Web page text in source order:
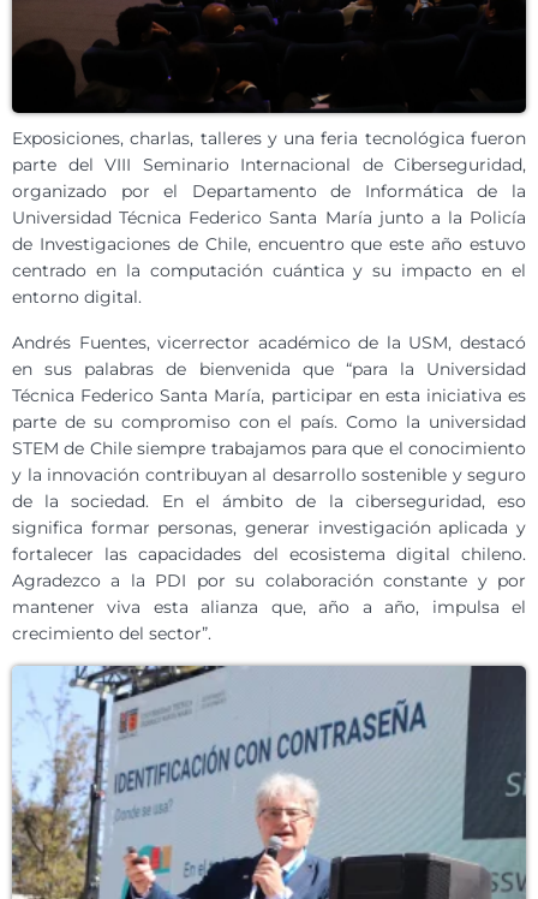
Exposiciones, charlas, talleres y una feria tecnológica fueron
parte del VIII Seminario Internacional de Ciberseguridad,
organizado por el Departamento de Informática de la
Universidad Técnica Federico Santa María junto a la Policía
de Investigaciones de Chile, encuentro que este año estuvo
centrado en la computación cuántica y su impacto en el
entorno digital.
Andrés Fuentes, vicerrector académico de la USM, destacó
en sus palabras de bienvenida que “para la Universidad
Técnica Federico Santa María, participar en esta iniciativa es
parte de su compromiso con el país. Como la universidad
STEM de Chile siempre trabajamos para que el conocimiento
y la innovación contribuyan al desarrollo sostenible y seguro
de la sociedad. En el ámbito de la ciberseguridad, eso
significa formar personas, generar investigación aplicada y
fortalecer las capacidades del ecosistema digital chileno.
Agradezco a la PDI por su colaboración constante y por
mantener viva esta alianza que, año a año, impulsa el
crecimiento del sector”.